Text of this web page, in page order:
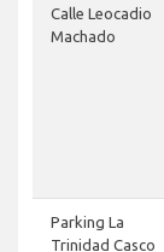
Calle Leocadio
Machado
Parking La
Trinidad Casco